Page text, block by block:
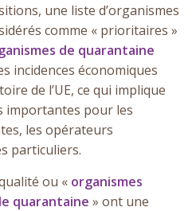
une liste d’organismes
comme « prioritaires »
de quarantaine
incidences économiques
de l’UE, ce qui implique
importantes pour les
les opérateurs
particuliers.
ou « organismes
quarantaine » ont une